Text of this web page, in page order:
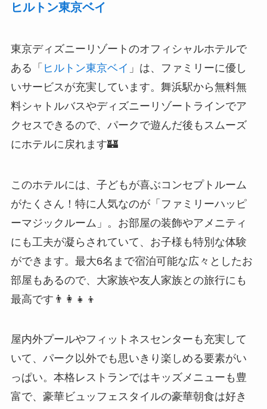
ヒルトン東京ベイ
東京ディズニーリゾートのオフィシャルホテルで
ある「 ヒルトン東京ベイ 」は、ファミリーに優し
いサービスが充実しています。舞浜駅から無料無
料シャトルバスやディズニーリゾートラインでア
クセスできるので、パークで遊んだ後もスムーズ
にホテルに戻れます🏰
このホテルには、子どもが喜ぶコンセプトルーム
がたくさん！特に人気なのが「ファミリーハッピ
ーマジックルーム」。お部屋の装飾やアメニティ
にも工夫が凝らされていて、お子様も特別な体験
ができます。最大6名まで宿泊可能な広々としたお
部屋もあるので、大家族や友人家族との旅行にも
最高です👨‍👩‍👧‍👦
屋内外プールやフィットネスセンターも充実して
いて、パーク以外でも思いきり楽しめる要素がい
っぱい。本格レストランではキッズメニューも豊
富で、豪華ビュッフェスタイルの豪華朝食は好き